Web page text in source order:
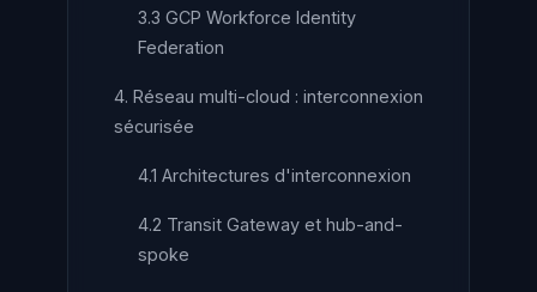
3.3 GCP Workforce Identity
Federation
4. Réseau multi-cloud : interconnexion
sécurisée
4.1 Architectures d'interconnexion
4.2 Transit Gateway et hub-and-
spoke